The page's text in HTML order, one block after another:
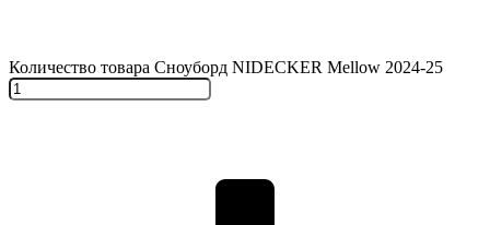
Количество товара Сноуборд NIDECKER Mellow 2024-25